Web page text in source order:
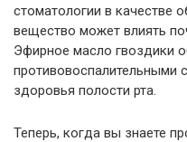
стоматологии в качестве
вещество может влиять
Эфирное масло гвоздики
противовоспалительными
здоровья полости рта.
Теперь, когда вы знаете